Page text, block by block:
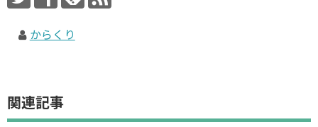
からくり
関連記事